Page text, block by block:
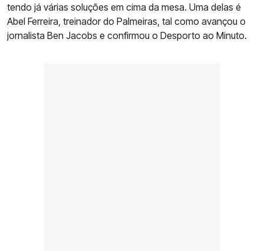
tendo já várias soluções em cima da mesa. Uma delas é
Abel Ferreira, treinador do Palmeiras, tal como avançou o
jornalista Ben Jacobs e confirmou o Desporto ao Minuto.